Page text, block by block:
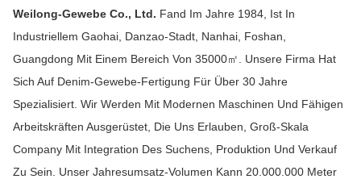
Weilong-Gewebe Co., Ltd. Fand Im Jahre 1984, Ist In
Industriellem Gaohai, Danzao-Stadt, Nanhai, Foshan,
Guangdong Mit Einem Bereich Von 35000㎡. Unsere Firma Hat
Sich Auf Denim-Gewebe-Fertigung Für Über 30 Jahre
Spezialisiert. Wir Werden Mit Modernen Maschinen Und Fähigen
Arbeitskräften Ausgerüstet, Die Uns Erlauben, Groß-Skala
Company Mit Integration Des Suchens, Produktion Und Verkauf
Zu Sein. Unser Jahresumsatz-Volumen Kann 20.000.000 Meter